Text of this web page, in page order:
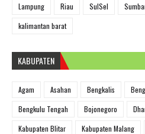
Lampung
Riau SulSel
kalimantan barat
KABUPATEN
Agam Asahan Bengkalis
Bengkulu Tengah
Bojonegoro
Kabupaten Blitar
Kabupaten Malang